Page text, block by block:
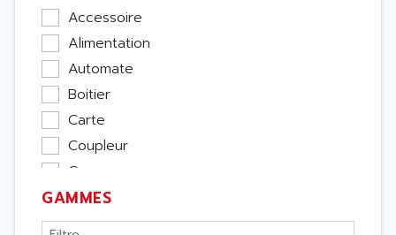
Accessoire
Alimentation
Automate
Boitier
Carte
Coupleur
Cpu
Ecran
Entrée / Sortie
GAMMES